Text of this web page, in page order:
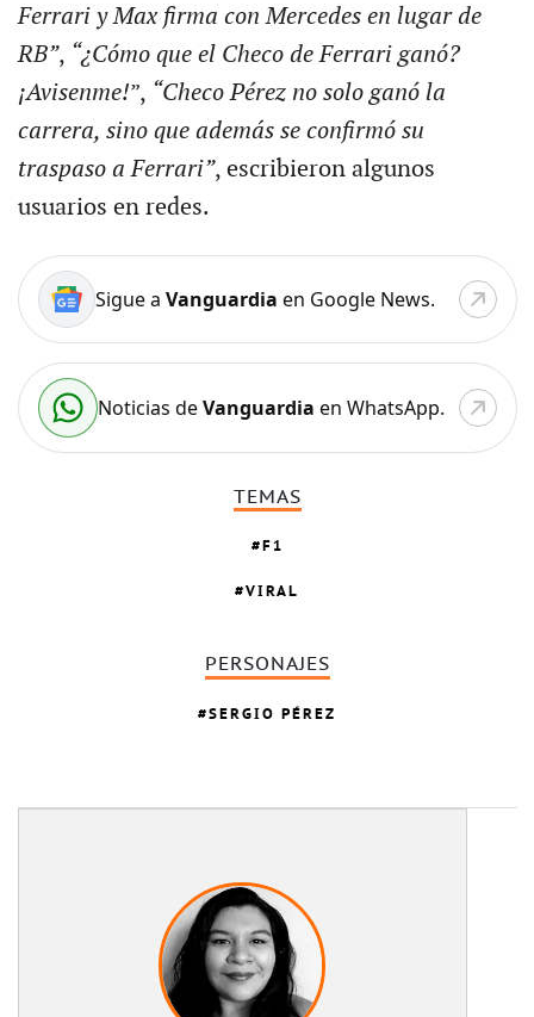
Ferrari y Max firma con Mercedes en lugar de
RB”, “¿Cómo que el Checo de Ferrari ganó?
¡Avisenme!”, “Checo Pérez no solo ganó la
carrera, sino que además se confirmó su
traspaso a Ferrari”, escribieron algunos
usuarios en redes.
Sigue a Vanguardia en Google News.
Noticias deVanguardia en WhatsApp.
TEMAS
F1
VIRAL
PERSONAJES
SERGIO PÉREZ